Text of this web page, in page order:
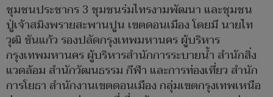
ชุมชนประชากร 3 ชุมชนร่มไทรงามพัฒนา และชุมชน
ปู่เจ้าสมิงพรายสะพานปูน เขตดอนเมือง โดยมี นายไท
วุฒิ ขันแก้ว รองปลัดกรุงเทพมหานคร ผู้บริหาร
กรุงเทพมหานคร ผู้บริหารสำนักการระบายน้ำ สำนักสิ่ง
แวดล้อม สำนักวัฒนธรรม กีฬา และการท่องเที่ยว สำนัก
การโยธา สำนักงานเขตดอนเมือง กลุ่มเขตกรุงเทพเหนือ